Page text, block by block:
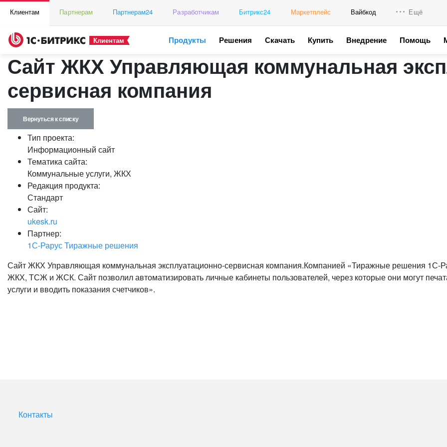
Клиентам Партнерам Партнерам24 Разработчикам Битрикс24 Маркетплейс Вайбкод Ещё
Клиентам Продукты Решения Скачать Купить Внедрение Помощь
Сайт ЖКХ Управляющая коммунальная
сервисная компания
Вернуться к списку
Тип проекта:
Информационный сайт
Тематика сайта:
Коммунальные услуги, ЖКХ
Редакция продукта:
Стандарт
Сайт:
ukesk.ru
Партнер:
1С-Рарус Тиражные решения
Сайт ЖКХ Управляющая коммунальная эксплуатационно-сервисная компания.Компанией «Тиражные решения 1С-
ЖКХ, ТСЖ и ЖСК. Сайт позволил автоматизировать личные кабинеты пользователей, через которые они могут
услуги и вводить показания счетчиков».
Контакты